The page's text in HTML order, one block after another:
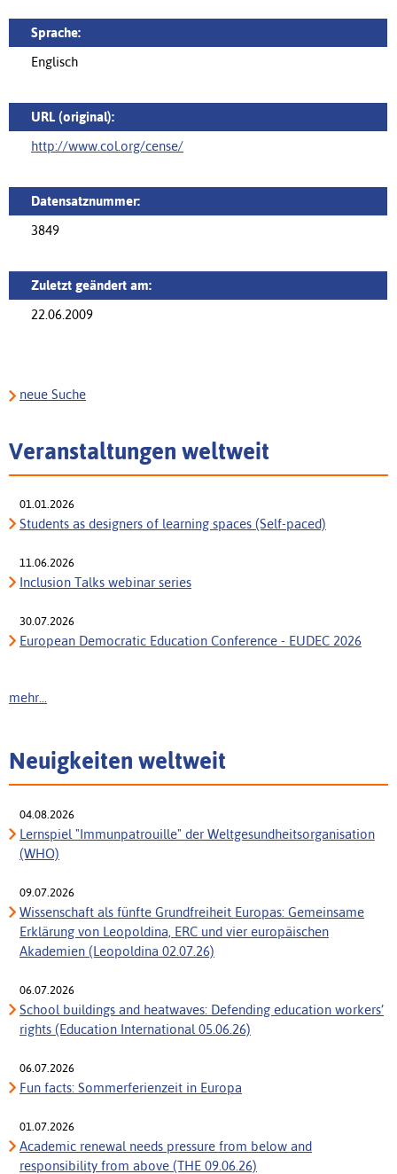
Sprache:
Englisch
URL (original):
http://www.col.org/cense/
Datensatznummer:
3849
Zuletzt geändert am:
22.06.2009
neue Suche
Veranstaltungen weltweit
01.01.2026
Students as designers of learning spaces (Self-paced)
11.06.2026
Inclusion Talks webinar series
30.07.2026
European Democratic Education Conference - EUDEC 2026
mehr...
Neuigkeiten weltweit
04.08.2026
Lernspiel "Immunpatrouille" der Weltgesundheitsorganisation
(WHO)
09.07.2026
Wissenschaft als fünfte Grundfreiheit Europas: Gemeinsame
Erklärung von Leopoldina, ERC und vier europäischen
Akademien (Leopoldina 02.07.26)
06.07.2026
School buildings and heatwaves: Defending education workers’
rights (Education International 05.06.26)
06.07.2026
Fun facts: Sommerferienzeit in Europa
01.07.2026
Academic renewal needs pressure from below and
responsibility from above (THE 09.06.26)